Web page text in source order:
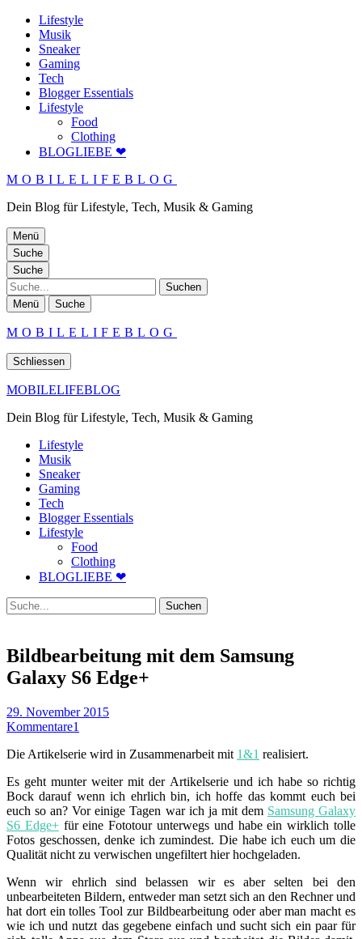
Lifestyle
Musik
Sneaker
Gaming
Tech
Blogger Essentials
Lifestyle
Food
Clothing
BLOGLIEBE ❤
MOBILELIFEBLOG
Dein Blog für Lifestyle, Tech, Musik & Gaming
Menü
Suche
Suche
Suche
Menü Suche
MOBILELIFEBLOG
Schliessen
MOBILELIFEBLOG
Dein Blog für Lifestyle, Tech, Musik & Gaming
Lifestyle
Musik
Sneaker
Gaming
Tech
Blogger Essentials
Lifestyle
Food
Clothing
BLOGLIEBE ❤
Suche
Bildbearbeitung mit dem Samsung
Galaxy S6 Edge+
29. November 2015
Kommentare1
Die Artikelserie wird in Zusammenarbeit mit 1&1 realisiert.
Es geht munter weiter mit der Artikelserie und ich habe so richtig
Bock darauf wenn ich ehrlich bin, ich hoffe das kommt euch bei
euch so an? Vor einige Tagen war ich ja mit dem Samsung Galaxy
S6 Edge+für eine Fototour unterwegs und habe ein wirklich tolle
Fotos geschossen, denke ich zumindest. Die habe ich euch um die
Qualität nicht zu verwischen ungefiltert hier hochgeladen.
Wenn wir ehrlich sind belassen wir es aber selten bei den
unbearbeiteten Bildern, entweder man setzt sich an den Rechner und
hat dort ein tolles Tool zur Bildbearbeitung oder aber man macht es
wie ich und nutzt das gegebene einfach und sucht sich ein paar für